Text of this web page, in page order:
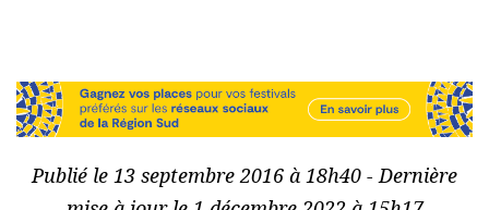
Publié le 13 septembre 2016 à 18h40 - Dernière